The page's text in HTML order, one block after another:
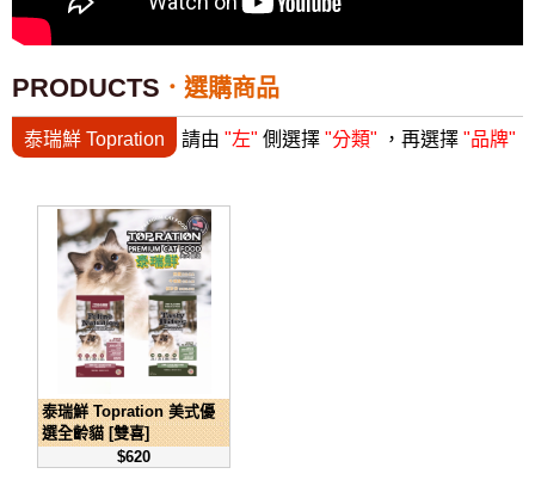
PRODUCTS 選購商品
泰瑞鮮 Topration 請由 "左" 側選擇 "分類" ，再選擇 "品牌"
泰瑞鮮 Topration 美式優
選全齡貓 [雙喜]
$620